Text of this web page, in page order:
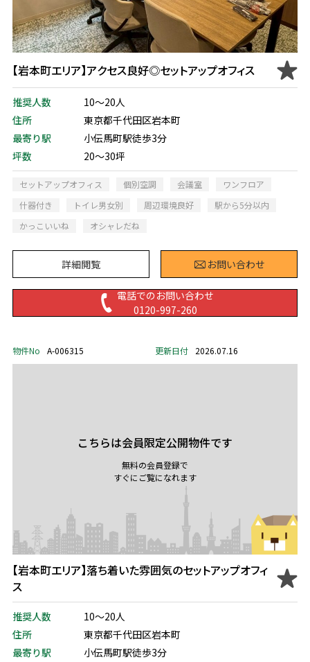
【岩本町エリア】アクセス良好◎セットアップオフィス
推奨人数
10～20人
住所
東京都千代田区岩本町
最寄り駅
小伝馬町駅徒歩3分
坪数
20～30坪
セットアップオフィス 個別空調 会議室
ワンフロア
什器付き
トイレ男女別 周辺環境良好
駅から5分以内
かっこいいね
オシャレだね
詳細閲覧 お問い合わせ
電話でのお問い合わせ
0120-997-260
物件No A-006315 更新日付 2026.07.16
こちらは会員限定公開物件です
無料の会員登録で
すぐにご覧になれます
【岩本町エリア】落ち着いた雰囲気のセットアップオフィ
ス
推奨人数
10～20人
住所
東京都千代田区岩本町
最寄り駅
小伝馬町駅徒歩3分